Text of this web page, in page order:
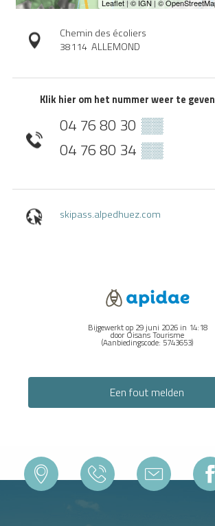
Chemin des écoliers
38114 ALLEMOND
Klik hier om het nummer weer te geven
04 76 80 30 ▒▒
04 76 80 34 ▒▒
skipass.alpedhuez.com
Bijgewerkt op 29 juni 2026 in 14:18
door Oisans Tourisme
(Aanbiedingscode: 5743653)
Een fout melden